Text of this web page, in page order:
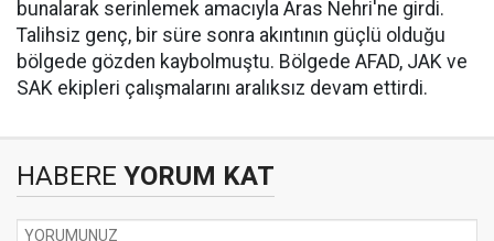
bunalarak serinlemek amacıyla Aras Nehri'ne girdi.
Talihsiz genç, bir süre sonra akıntının güçlü olduğu
bölgede gözden kaybolmuştu. Bölgede AFAD, JAK ve
SAK ekipleri çalışmalarını aralıksız devam ettirdi.
HABERE YORUM KAT